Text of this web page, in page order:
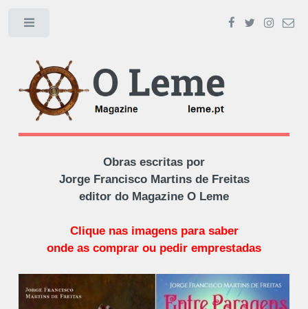
Obras escritas por
Jorge Francisco Martins de Freitas
editor do Magazine O Leme
Clique nas imagens para saber
onde as comprar ou pedir emprestadas